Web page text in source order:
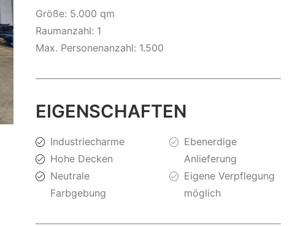
Größe: 5.000 qm
Raumanzahl: 1
Max. Personenanzahl: 1.500
EIGENSCHAFTEN
Industriecharme
Hohe Decken
Neutrale
Farbgebung
Ebenerdige
Anlieferung
Eigene Verpflegung
möglich